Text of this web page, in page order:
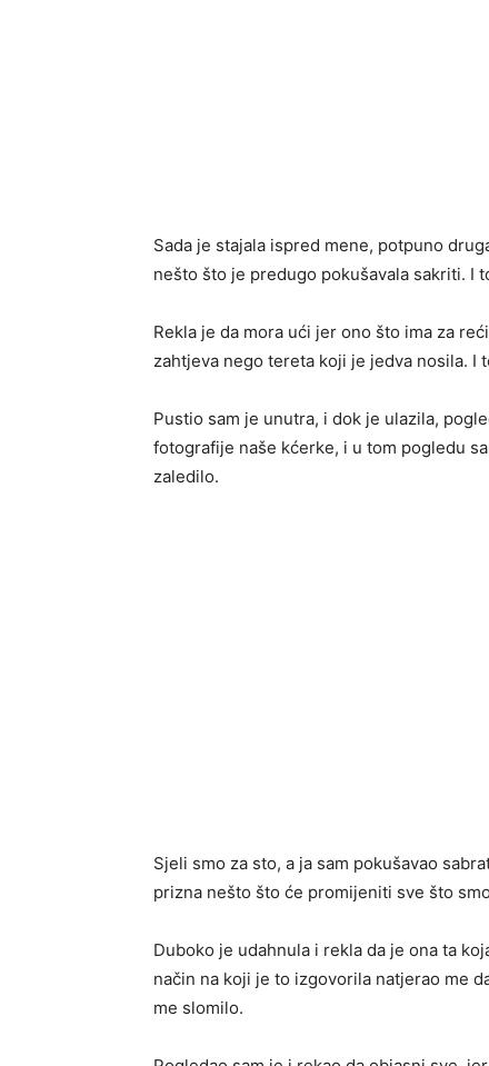
Sada je stajala ispred mene, potpuno
nešto što je predugo pokušavala sakriti. I
Rekla je da mora ući jer ono što ima za
zahtjeva nego tereta koji je jedva nosila. I
Pustio sam je unutra, i dok je ulazila,
fotografije naše kćerke, i u tom pogledu
zaledilo.
Sjeli smo za sto, a ja sam pokušavao
prizna nešto što će promijeniti sve što
Duboko je udahnula i rekla da je ona ta
način na koji je to izgovorila natjerao me
me slomilo.